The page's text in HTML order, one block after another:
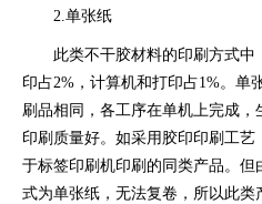
2.单张纸
此类不干胶材料的印刷方式中
印占2%，计算机和打印占1%。单
刷品相同，各工序在单机上完成
印刷质量好。如采用胶印印刷工
于标签印刷机印刷的同类产品。
式为单张纸，无法复卷，所以此